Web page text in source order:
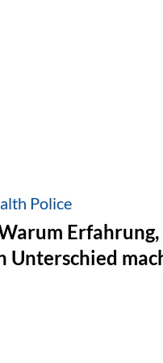
Police
Unterschied